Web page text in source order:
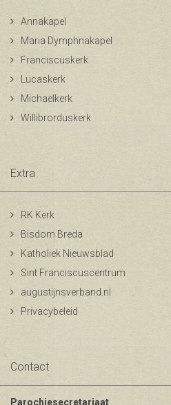
Annakapel
Maria Dymphnakapel
Franciscuskerk
Lucaskerk
Michaelkerk
Willibrorduskerk
Extra
RK Kerk
Bisdom Breda
Katholiek Nieuwsblad
Sint Franciscuscentrum
augustijnsverband.nl
Privacybeleid
Contact
Parochiesecretariaat